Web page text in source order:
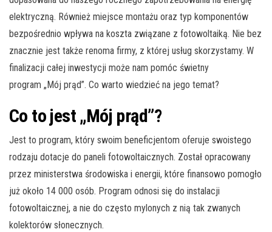
elektryczną. Również miejsce montażu oraz typ komponentów
bezpośrednio wpływa na koszta związane z fotowoltaiką. Nie bez
znacznie jest także renoma firmy, z której usług skorzystamy. W
finalizacji całej inwestycji może nam pomóc świetny
program „Mój prąd”. Co warto wiedzieć na jego temat?
Co to jest „Mój prąd”?
Jest to program, który swoim beneficjentom oferuje swoistego
rodzaju dotacje do paneli fotowoltaicznych. Został opracowany
przez ministerstwa środowiska i energii, które finansowo pomogło
już około 14 000 osób. Program odnosi się do instalacji
fotowoltaicznej, a nie do często mylonych z nią tak zwanych
kolektorów słonecznych.